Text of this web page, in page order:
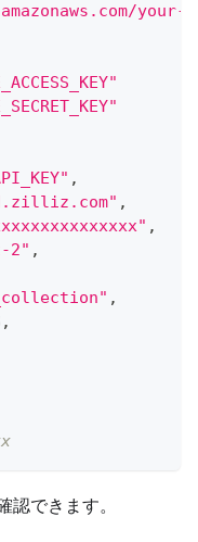
,
,
,
2" ,
,
,
できます。